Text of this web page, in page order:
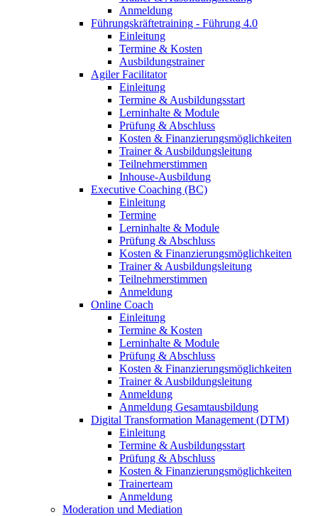
Anmeldung
Führungskräftetraining - Führung 4.0
Einleitung
Termine & Kosten
Ausbildungstrainer
Agiler Facilitator
Einleitung
Termine & Ausbildungsstart
Lerninhalte & Module
Prüfung & Abschluss
Kosten & Finanzierungsmöglichkeiten
Trainer & Ausbildungsleitung
Teilnehmerstimmen
Inhouse-Ausbildung
Executive Coaching (BC)
Einleitung
Termine
Lerninhalte & Module
Prüfung & Abschluss
Kosten & Finanzierungsmöglichkeiten
Trainer & Ausbildungsleitung
Teilnehmerstimmen
Anmeldung
Online Coach
Einleitung
Termine & Kosten
Lerninhalte & Module
Prüfung & Abschluss
Kosten & Finanzierungsmöglichkeiten
Trainer & Ausbildungsleitung
Anmeldung
Anmeldung Gesamtausbildung
Digital Transformation Management (DTM)
Einleitung
Termine & Ausbildungsstart
Prüfung & Abschluss
Kosten & Finanzierungsmöglichkeiten
Trainerteam
Anmeldung
Moderation und Mediation